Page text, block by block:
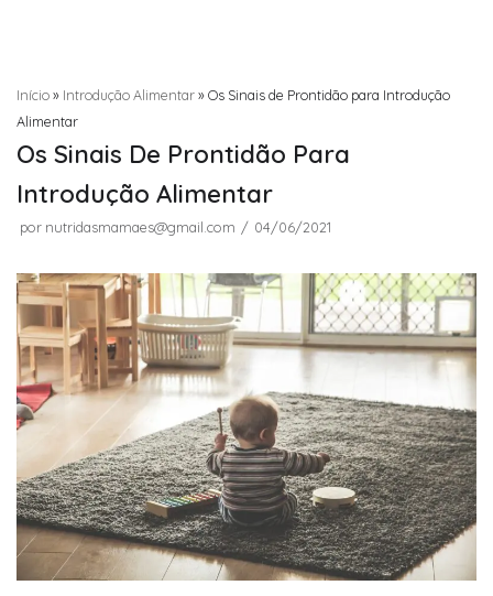
Início» Introdução Alimentar»Os Sinais de Prontidão para Introdução
Alimentar
Os Sinais De Prontidão Para
Introdução Alimentar
por nutridasmamaes@gmail.com 04/06/2021